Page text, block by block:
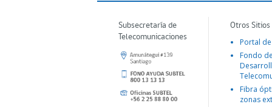
Subsecretaría de
Telecomunicaciones
Otros
Portal
Fondo
Fibra
zonas